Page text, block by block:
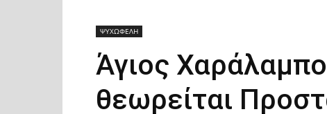
ΨΥΧΩΦΕΛΗ
Άγιος
θεωρείται